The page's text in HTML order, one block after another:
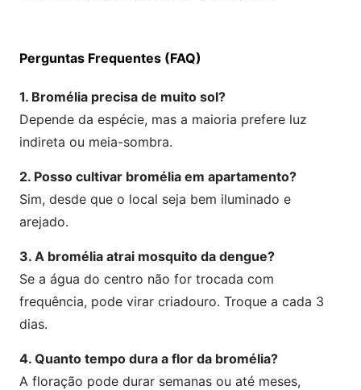
Perguntas Frequentes (FAQ)
1. Bromélia precisa de muito sol?
Depende da espécie, mas a maioria prefere luz
indireta ou meia-sombra.
2. Posso cultivar bromélia em apartamento?
Sim, desde que o local seja bem iluminado e
arejado.
3. A bromélia atrai mosquito da dengue?
Se a água do centro não for trocada com
frequência, pode virar criadouro. Troque a cada 3
dias.
4. Quanto tempo dura a flor da bromélia?
A floração pode durar semanas ou até meses,